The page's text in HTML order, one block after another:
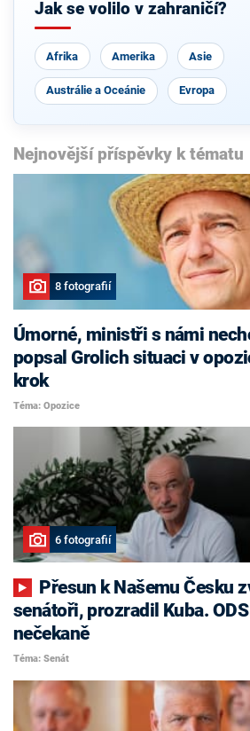
Jak se volilo v zahraničí?
Afrika Amerika Asie
Austrálie a Oceánie Evropa
Nejnovější příspěvky k tématu
8 fotografií
Úmorné, ministři s námi
popsal Grolich situaci v
krok
Téma: Opozice
6 fotografií
senátoři, prozradil Kuba.
nečekaně
Téma: Senát